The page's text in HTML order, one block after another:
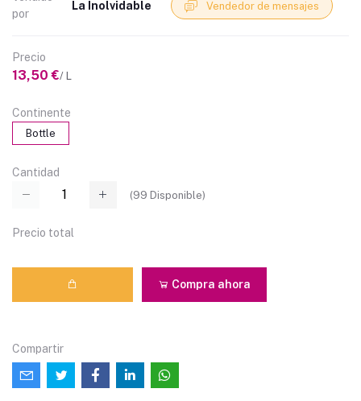
por
La Inolvidable Vendedor de mensajes
Precio
13,50 €/ L
Continente
Bottle
Cantidad
(99 Disponible)
Precio total
Compra ahora
Compartir